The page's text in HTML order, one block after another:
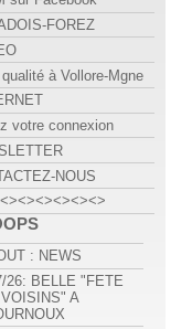
FOREZ
à Vollore-Mgne
votre connexion
NOUS
: NEWS
26: BELLE "FETE
A